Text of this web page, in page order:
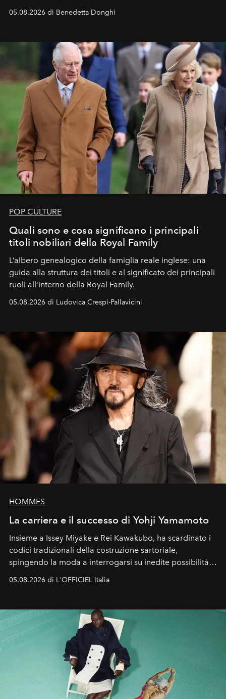
05.08.2026 di Benedetta Donghi
POP CULTURE
Quali sono e cosa significano i principali
titoli nobiliari della Royal Family
L’albero genealogico della famiglia reale inglese: una
guida alla struttura dei titoli e al significato dei principali
ruoli all’interno della Royal Family.
05.08.2026 di Ludovica Crespi-Pallavicini
HOMMES
La carriera e il successo di Yohji Yamamoto
Insieme a Issey Miyake e Rei Kawakubo, ha scardinato i
codici tradizionali della costruzione sartoriale,
spingendo la moda a interrogarsi su inedite possibilità
un’impronta indelebile nella storia della moda.
05.08.2026 di L'OFFICIEL Italia